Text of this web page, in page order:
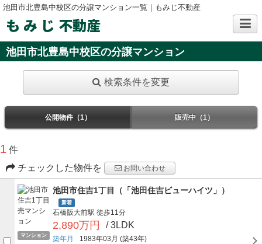
池田市北豊島中校区の分譲マンション一覧｜もみじ不動産
も み じ 不動産
池田市北豊島中校区の分譲マンション
検索条件を変更
公開物件（1） 販売中（1）
1 件
チェックした物件を
お問い合わせ
マンション
池田市住吉1丁目（「池田住吉ビューハイツ」）
新着
石橋阪大前駅 徒歩11分
2,890万円 / 3LDK
築年月 1983年03月 (築43年)